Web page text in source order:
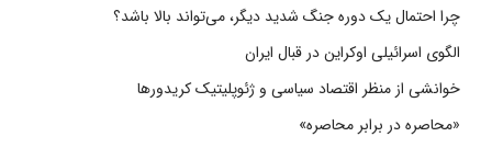
چرا احتمال یک دوره جنگ شدید دیگر، می‌تواند بالا باشد؟
الگوی اسرائیلی اوکراین در قبال ایران
خوانشی از منظر اقتصاد سیاسی و ژئوپلیتیک کریدورها
«محاصره در برابر محاصره»